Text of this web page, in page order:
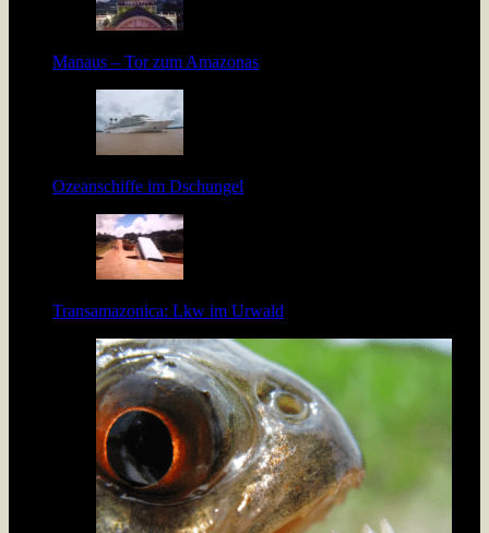
Manaus – Tor zum Amazonas
Ozeanschiffe im Dschungel
Transamazonica: Lkw im Urwald